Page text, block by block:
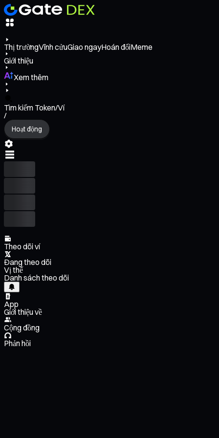
Thị trườngVĩnh cửuGiao ngayHoán đổiMeme
Giới thiệu
Xem thêm
Tìm kiếm Token/Ví
/
Hoạt động
Theo dõi ví
Đang theo dõi
Vị thế
Danh sách theo dõi
App
Giới thiệu về
Cộng đồng
Phản hồi